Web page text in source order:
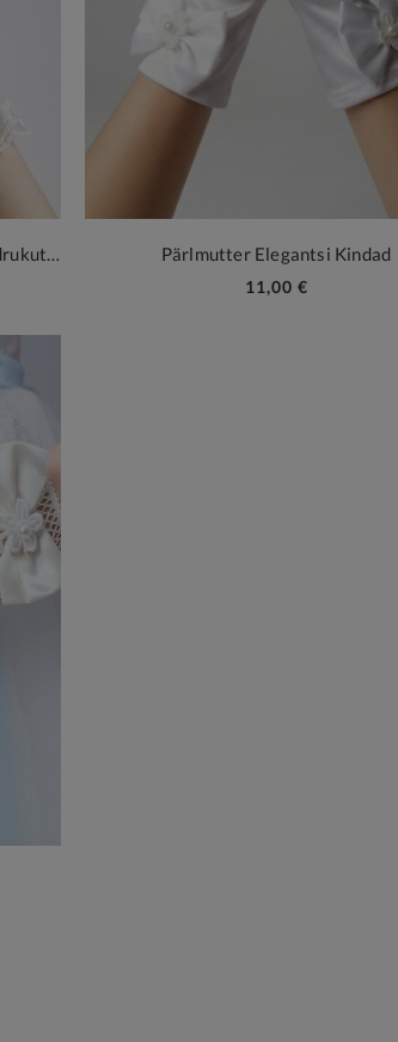
Pitsilised pidulikud kindad volangiga tüdrukutele Pärlmutter Elegantsi Kindad
11,00 €